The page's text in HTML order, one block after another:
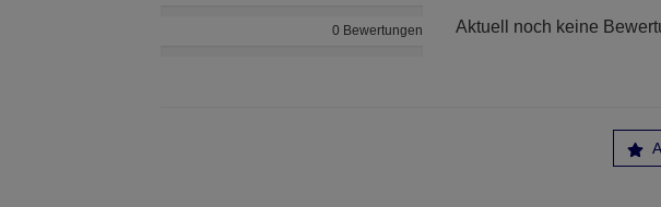
0 Bewertungen Aktuell noch keine